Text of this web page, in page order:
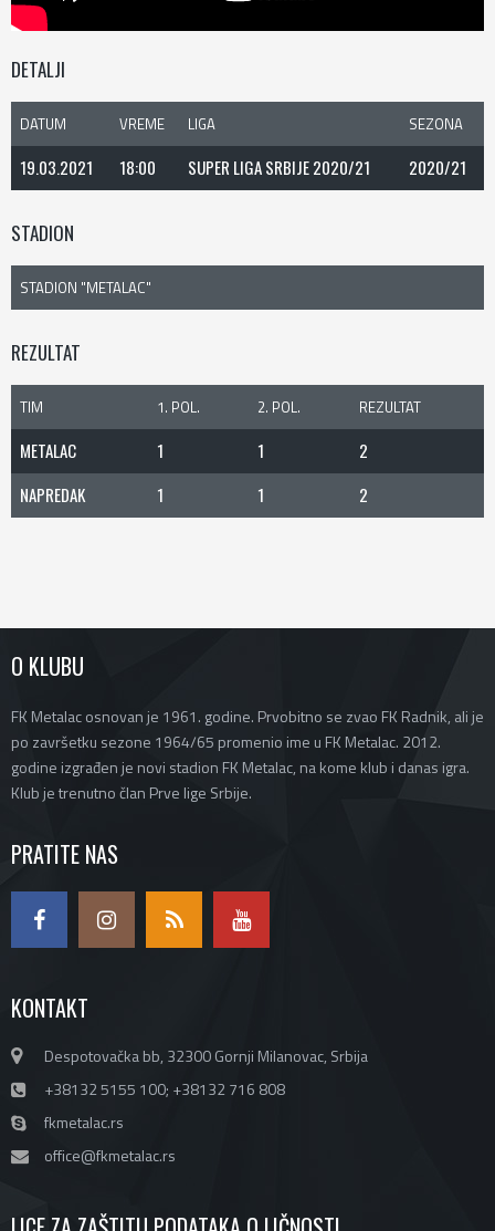
DETALJI
DATUM VREME LIGA SEZONA
19.03.2021 18:00 SUPER LIGA SRBIJE 2020/21 2020/21
STADION
STADION "METALAC"
REZULTAT
TIM 1. POL. 2. POL. REZULTAT
METALAC 1 1
2
NAPREDAK
1 1 2
O KLUBU
FK Metalac osnovan je 1961. godine. Prvobitno se zvao FK Radnik, ali je
po završetku sezone 1964/65 promenio ime u FK Metalac. 2012.
godine izgrađen je novi stadion FK Metalac, na kome klub i danas igra.
Klub je trenutno član Prve lige Srbije.
PRATITE NAS
KONTAKT
Despotovačka bb, 32300 Gornji Milanovac, Srbija
+38132 5155 100; +38132 716 808
fkmetalac.rs
office@fkmetalac.rs